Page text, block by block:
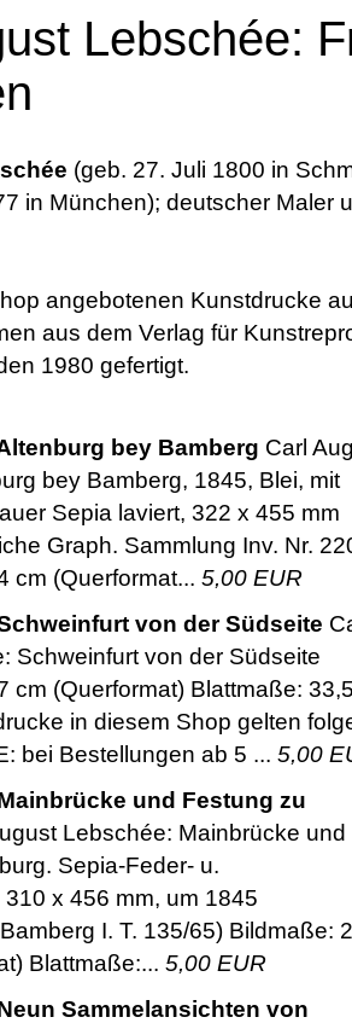
Lebschée:
(geb. 27. Juli 1800 in
in München); deutscher Maler
angebotenen Kunstdrucke
aus dem Verlag für
1980 gefertigt.
bey Bamberg Carl
bey Bamberg, 1845, Blei, mit
Sepia laviert, 322 x 455 mm
Graph. Sammlung Inv. Nr.
cm (Querformat... 5,00 EUR
von der Südseite
Schweinfurt von der Südseite
cm (Querformat) Blattmaße:
in diesem Shop gelten
bei Bestellungen ab 5 ... 5,00
und Festung zu
Lebschée: Mainbrücke und
Sepia-Feder- u.
x 456 mm, um 1845
I. T. 135/65) Bildmaße:
Blattmaße:... 5,00 EUR
Sammelansichten von